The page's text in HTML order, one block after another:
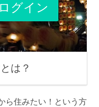
グイン
は？
ら住みたい！という方